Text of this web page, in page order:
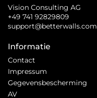
Vision Consulting AG
+49 741 92829809
support@betterwalls.com
Informatie
Contact
Impressum
Gegevensbescherming
AV